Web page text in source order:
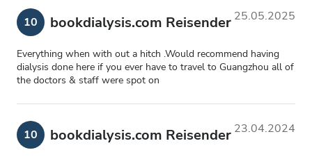
10 bookdialysis.com Reisender 25.05.2025
Everything when with out a hitch .Would recommend having
dialysis done here if you ever have to travel to Guangzhou all of
the doctors & staff were spot on
10 bookdialysis.com Reisender 23.04.2024